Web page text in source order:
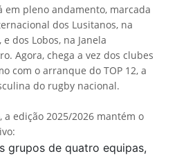
em pleno andamento, marcada
dos Lusitanos, na
dos Lobos, na Janela
Agora, chega a vez dos clubes
com o arranque do TOP 12, a
do rugby nacional.
a edição 2025/2026 mantém o
grupos de quatro equipas,